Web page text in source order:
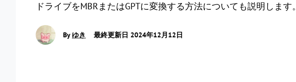
ドライブをMBRまたはGPTに変換する方法についても説明します。
By ゆき 最終更新日 2024年12月12日